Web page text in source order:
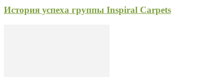
История успеха группы Inspiral Carpets